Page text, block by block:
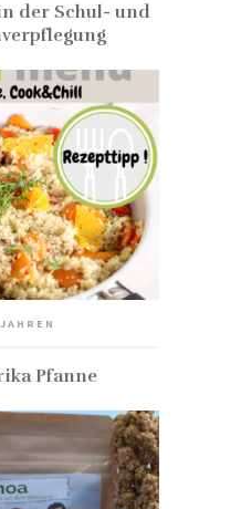
der Schul- und
Pfanne